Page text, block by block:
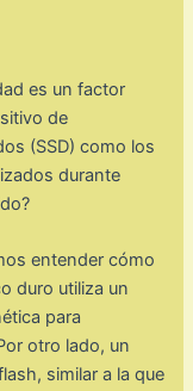
es un factor
de
(SSD) como los
durante
entender cómo
duro utiliza un
para
otro lado, un
similar a la que